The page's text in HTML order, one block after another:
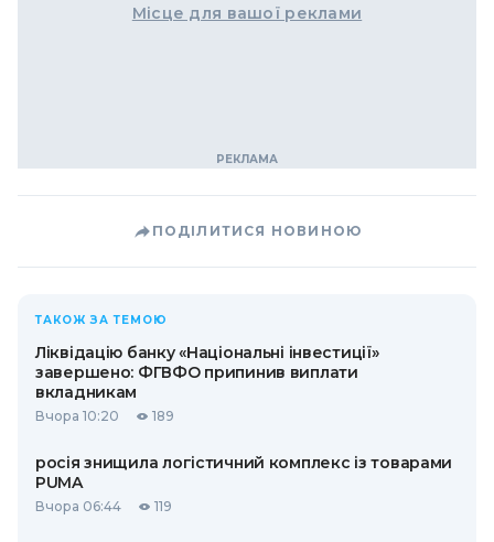
Місце для вашої реклами
ПОДІЛИТИСЯ НОВИНОЮ
ТАКОЖ ЗА ТЕМОЮ
Ліквідацію банку «Національні інвестиції»
завершено: ФГВФО припинив виплати
вкладникам
Вчора 10:20 189
росія знищила логістичний комплекс із товарами
PUMA
Вчора 06:44 119